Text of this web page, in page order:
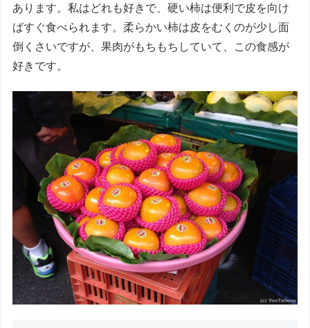
あります。私はどれも好きで、硬い柿は便利で皮を向け
ばすぐ食べられます。柔らかい柿は皮をむくのが少し面
倒くさいですが、果肉がもちもちしていて、この食感が
好きです。